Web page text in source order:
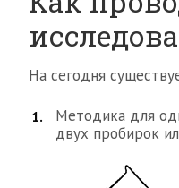
На сегодня
Методика для
двух пробирок